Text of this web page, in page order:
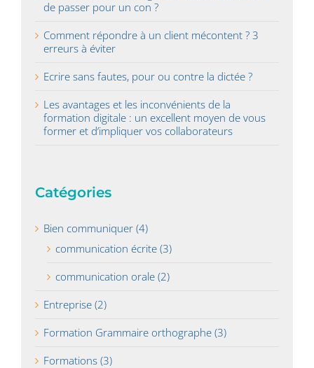
de passer pour un con ?
Comment répondre à un client mécontent ? 3
erreurs à éviter
Ecrire sans fautes, pour ou contre la dictée ?
Les avantages et les inconvénients de la
formation digitale : un excellent moyen de vous
former et d’impliquer vos collaborateurs
Catégories
Bien communiquer (4)
communication écrite (3)
communication orale (2)
Entreprise (2)
Formation Grammaire orthographe (3)
Formations (3)